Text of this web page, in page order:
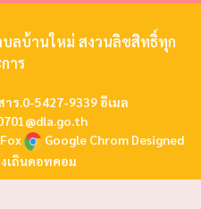
ลบ้านใหม่ สงวนลิขสิทธิ์ทุก
าร
ร.0-5427-9339 อีเมล
Google Chrom Designed
เถินดอทคอม